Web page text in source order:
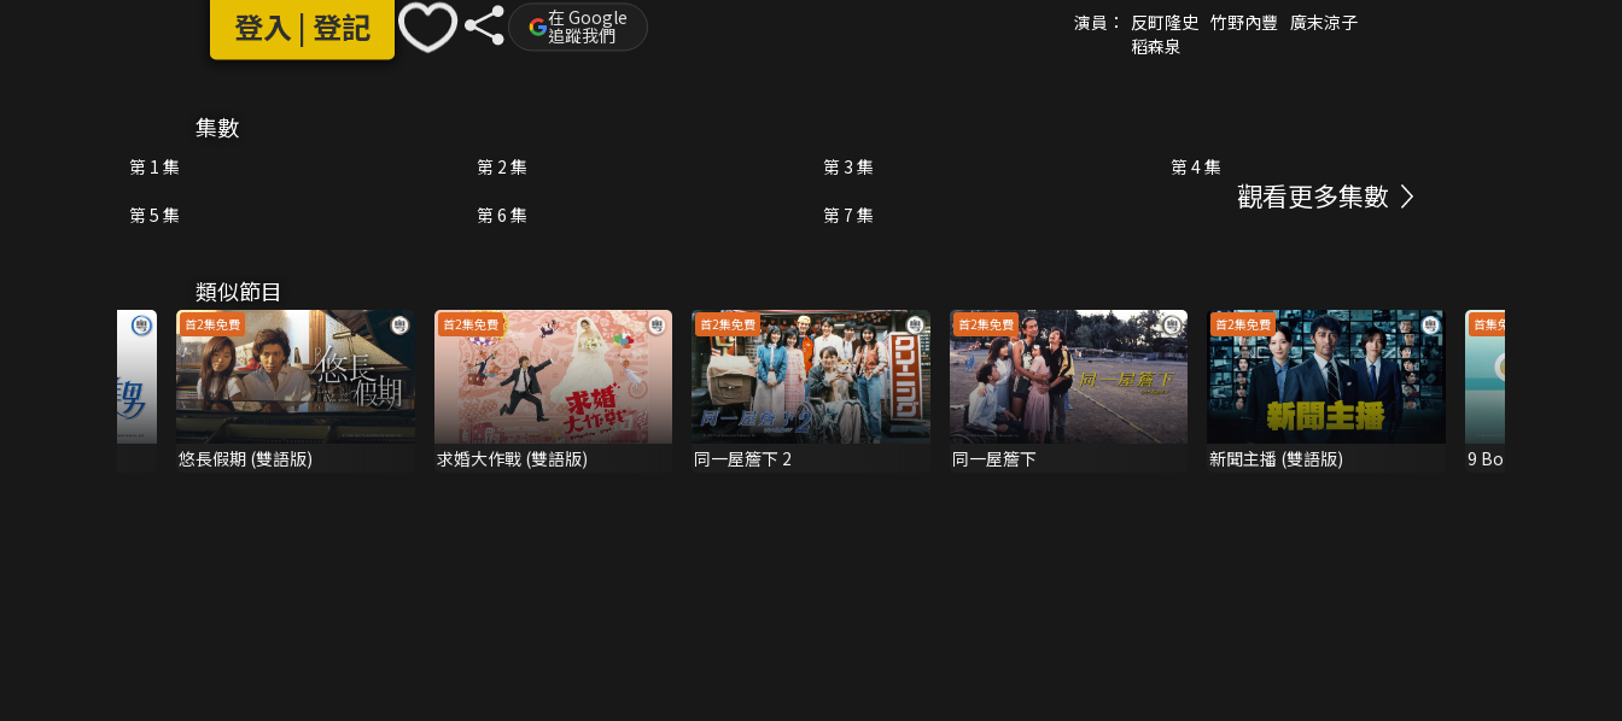
登入 | 登記 在 Google
追蹤我們
演員： 反町隆史 竹野內豐 廣末涼子
稻森泉
集數
第 1 集 第 2 集 第 3 集
第 4 集
第 5 集
第 6 集 第 7 集
觀看更多集數
類似節目
首2集免費
悠長假期 (雙語版)
首2集免費
求婚大作戰 (雙語版)
首2集免費
同一屋簷下 2
首2集免費
同一屋簷下
首2集免費
新聞主播 (雙語版)
首集免費
9 Border